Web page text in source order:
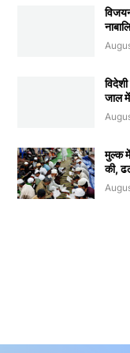
जाल
मुल्क
की,